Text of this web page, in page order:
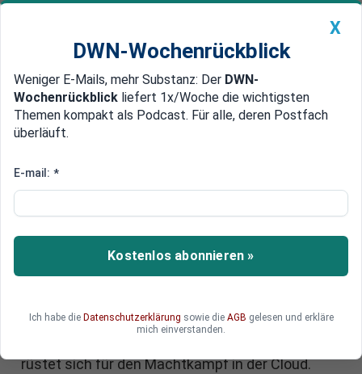
Newsticker MEIN DWN: Geldanlage Premium
Edelmetalle DWN-Magazin China
Amazons Geheimwaffe aus
Start-up den KI-Krieg
entscheidet
Annapurna Labs sichert sich der Tech-Gigant die
rüstet sich für den Machtkampf in der Cloud.
X
DWN-Wochenrückblick
Weniger E-Mails, mehr Substanz: Der DWN-
Wochenrückblick liefert 1x/Woche die wichtigsten
Themen kompakt als Podcast. Für alle, deren Postfach
überläuft.
E-mail: *
Kostenlos abonnieren »
Ich habe die Datenschutzerklärung sowie die AGB gelesen und erkläre
mich einverstanden.